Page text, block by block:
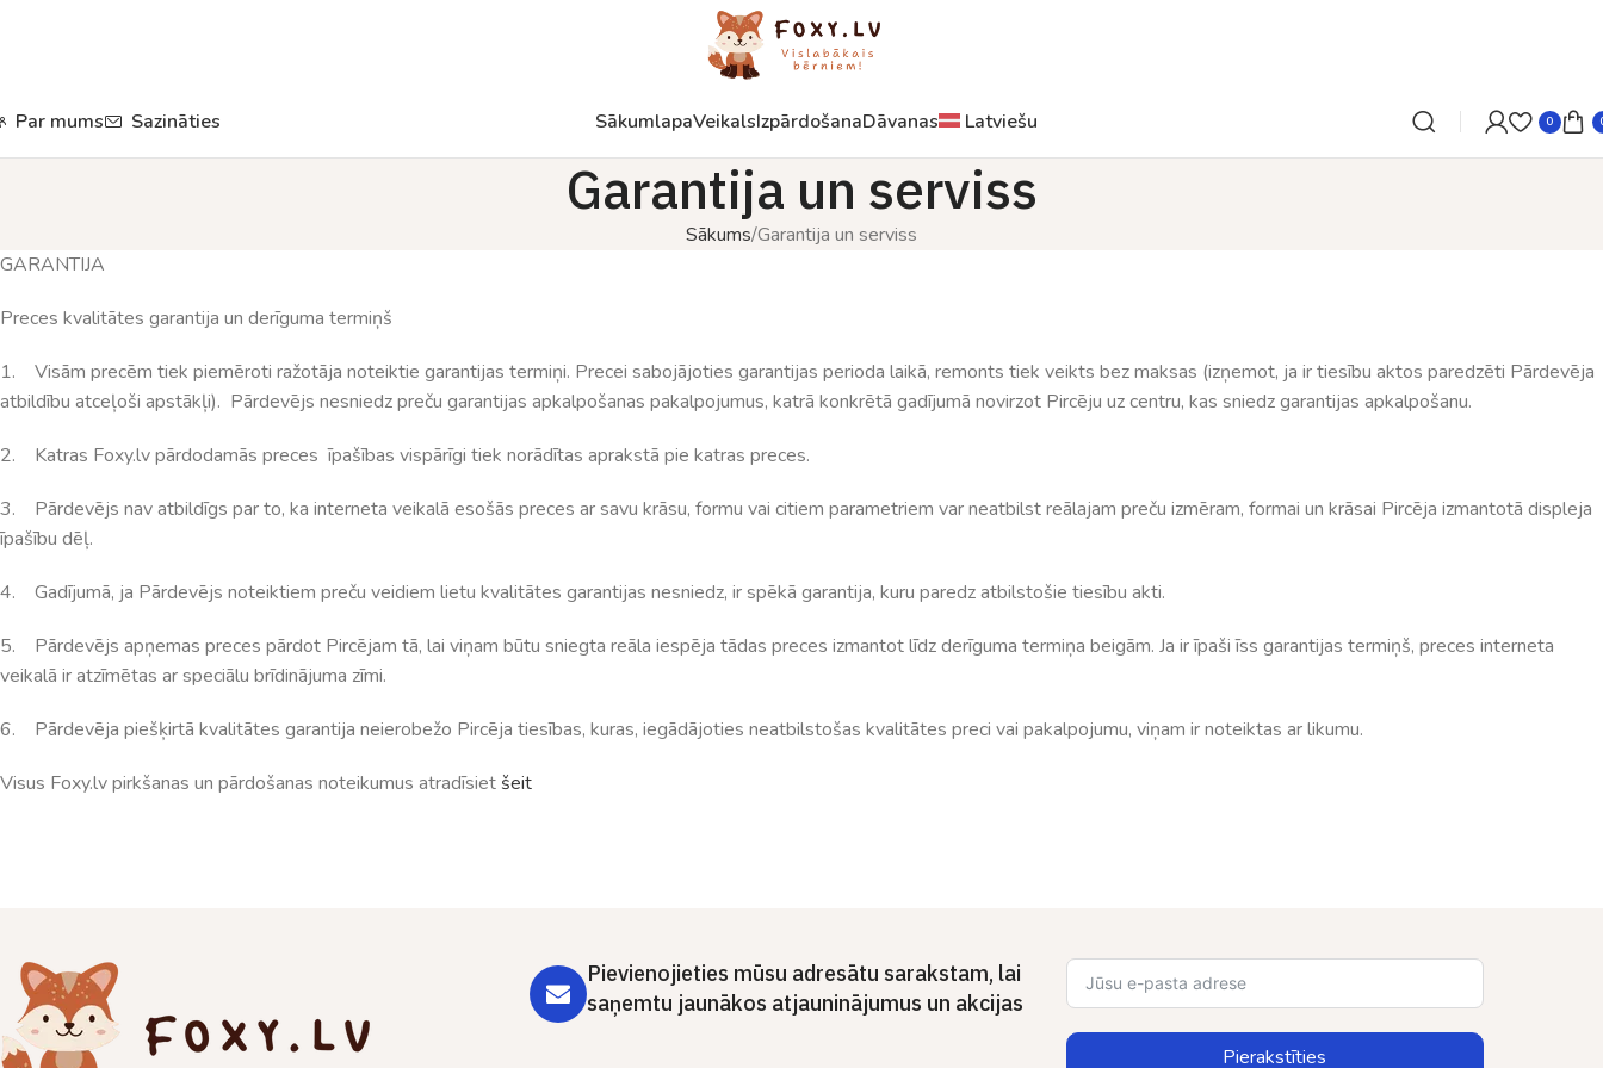
Par mums Sazināties SākumlapaVeikalsIzpārdošanaDāvanas Latviešu 0
Garantija un serviss
Sākums Garantija un serviss
GARANTIJA
Preces kvalitātes garantija un derīguma termiņš
1. Visām precēm tiek piemēroti ražotāja noteiktie garantijas termiņi. Precei sabojājoties garantijas perioda laikā, remonts tiek veikts bez maksas (izņemot, ja ir tiesību aktos paredzēti Pārdevēja
atbildību atceļoši apstākļi). Pārdevējs nesniedz preču garantijas apkalpošanas pakalpojumus, katrā konkrētā gadījumā novirzot Pircēju uz centru, kas sniedz garantijas apkalpošanu.
2. Katras Foxy.lv pārdodamās preces īpašības vispārīgi tiek norādītas aprakstā pie katras preces.
3. Pārdevējs nav atbildīgs par to, ka interneta veikalā esošās preces ar savu krāsu, formu vai citiem parametriem var neatbilst reālajam preču izmēram, formai un krāsai Pircēja izmantotā displeja
īpašību dēļ.
4. Gadījumā, ja Pārdevējs noteiktiem preču veidiem lietu kvalitātes garantijas nesniedz, ir spēkā garantija, kuru paredz atbilstošie tiesību akti.
5. Pārdevējs apņemas preces pārdot Pircējam tā, lai viņam būtu sniegta reāla iespēja tādas preces izmantot līdz derīguma termiņa beigām. Ja ir īpaši īss garantijas termiņš, preces interneta
veikalā ir atzīmētas ar speciālu brīdinājuma zīmi.
6. Pārdevēja piešķirtā kvalitātes garantija neierobežo Pircēja tiesības, kuras, iegādājoties neatbilstošas kvalitātes preci vai pakalpojumu, viņam ir noteiktas ar likumu.
Visus Foxy.lv pirkšanas un pārdošanas noteikumus atradīsiet šeit
Pievienojieties mūsu adresātu sarakstam, lai
saņemtu jaunākos atjauninājumus un akcijas
Pierakstīties